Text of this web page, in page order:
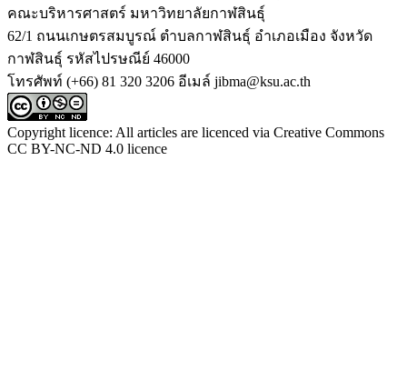
คณะบริหารศาสตร์ มหาวิทยาลัยกาฬสินธุ์
62/1 ถนนเกษตรสมบูรณ์ ตำบลกาฬสินธุ์ อำเภอเมือง จังหวัด
กาฬสินธุ์ รหัสไปรษณีย์ 46000
โทรศัพท์ (+66) 81 320 3206 อีเมล์ jibma@ksu.ac.th
Copyright licence: All articles are licenced via Creative Commons
CC BY-NC-ND 4.0 licence